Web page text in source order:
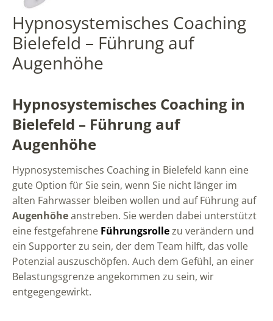
Hypnosystemisches Coaching
Bielefeld – Führung auf
Augenhöhe
Hypnosystemisches Coaching in
Bielefeld – Führung auf
Augenhöhe
Hypnosystemisches Coaching in Bielefeld kann eine
gute Option für Sie sein, wenn Sie nicht länger im
alten Fahrwasser bleiben wollen und auf Führung auf
Augenhöheanstreben. Sie werden dabei unterstützt
eine festgefahrene Führungsrollezu verändern und
ein Supporter zu sein, der dem Team hilft, das volle
Potenzial auszuschöpfen. Auch dem Gefühl, an einer
Belastungsgrenze angekommen zu sein, wir
entgegengewirkt.